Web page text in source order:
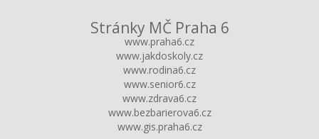
Stránky MČ Praha 6
www.praha6.cz
www.jakdoskoly.cz
www.rodina6.cz
www.senior6.cz
www.zdrava6.cz
www.bezbarierova6.cz
www.gis.praha6.cz